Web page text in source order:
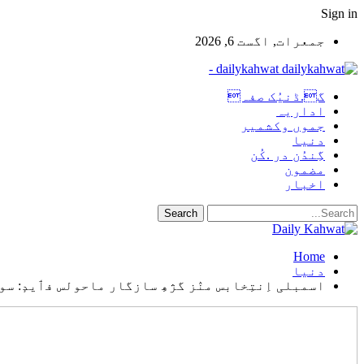
Sign in
جمعرات, اگست 6, 2026
dailykahwat -
گ.ڈنیُک صفہ
اداریہ
جموں وکشمیر
دنیا
گِندُن در .کُن
مضمون
اخبار
Home
دنیا
اسمبلی اِنتِخابس منٛز گژھِ سازگار ماحولس فٲیدٕ: